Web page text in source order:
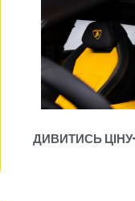
ДИВИТИСЬ ЦІНУ